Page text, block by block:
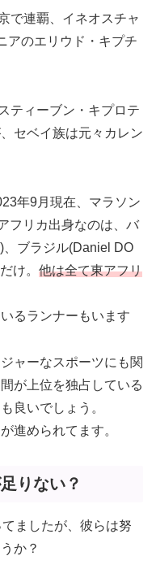
で連覇、イネオスチャ
アのエリウド・キプチ
ティーブン・キプロテ
セベイ族は元々カレン
年9月現在、マラソン
フリカ出身なのは、バ
ブラジル(Daniel DO
け。 他は全て東アフリ
るランナーもいます
ャーなスポーツにも関
が上位を独占している
良いでしょう。
進められてます。
りない？
ましたが、彼らは努
か？